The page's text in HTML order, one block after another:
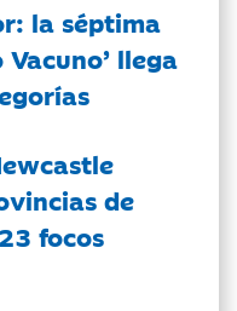
la séptima
llega
de
focos